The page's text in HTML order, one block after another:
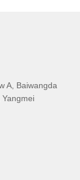
A, Baiwangda